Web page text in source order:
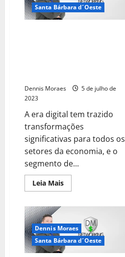
Santa Bárbara d´Oeste
Dennis Moraes
5 de julho de
2023
A era digital tem trazido
transformações
significativas para todos os
setores da economia, e o
segmento de...
Leia Mais
Dennis Moraes
Santa Bárbara d´Oeste